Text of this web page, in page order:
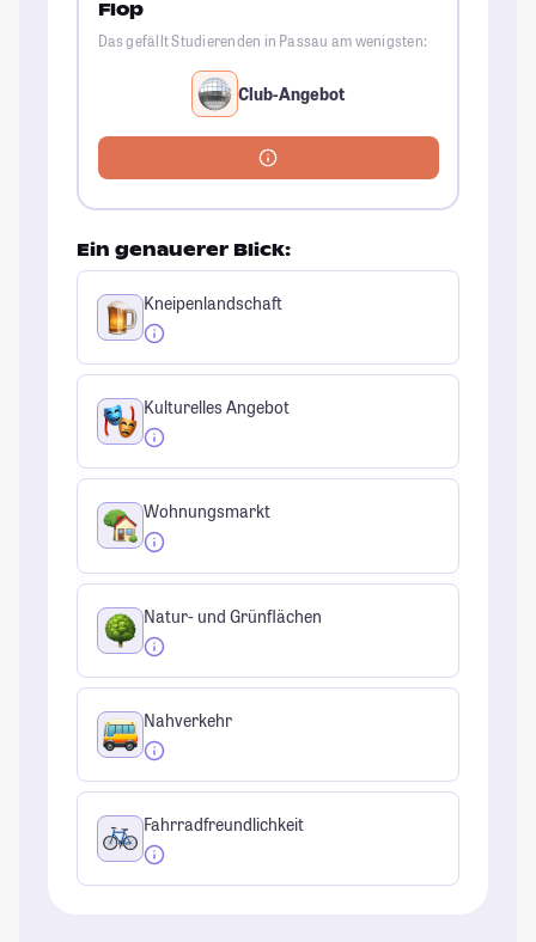
Flop
Das gefällt Studierenden in Passau am wenigsten:
Club-Angebot
Ein genauerer Blick:
Kneipenlandschaft
Kulturelles Angebot
Wohnungsmarkt
Natur- und Grünflächen
Nahverkehr
Fahrradfreundlichkeit